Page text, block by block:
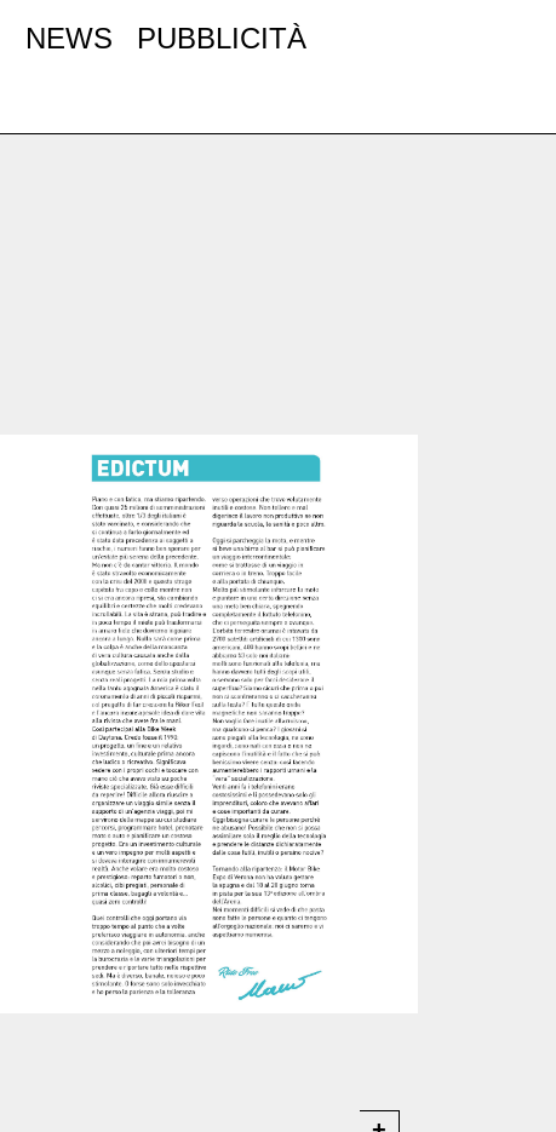
NEWS
PUBBLICITÀ